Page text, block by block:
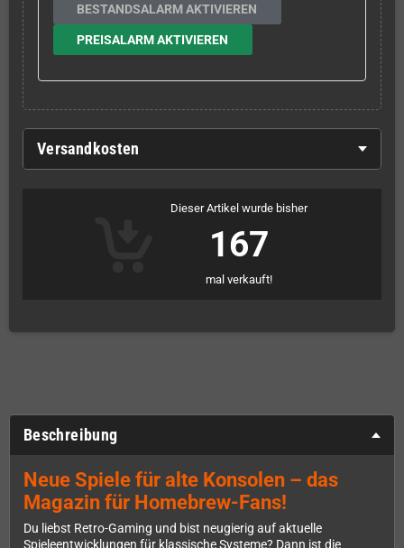
BESTANDSALARM AKTIVIEREN
PREISALARM AKTIVIEREN
Versandkosten
Dieser Artikel wurde bisher
167
mal verkauft!
Beschreibung
Neue Spiele für alte Konsolen – das
Magazin für Homebrew-Fans!
Du liebst Retro-Gaming und bist neugierig auf aktuelle